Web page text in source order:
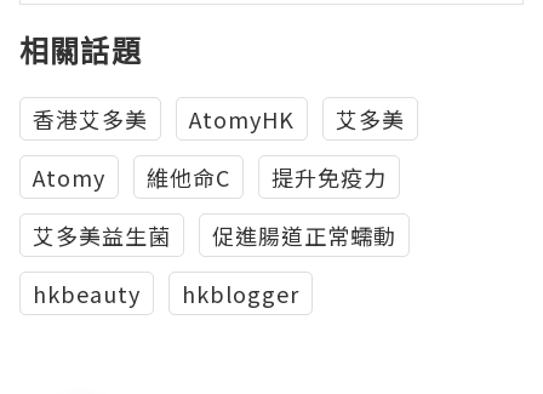
相關話題
香港艾多美 AtomyHK
艾多美
Atomy
維他命C
提升免疫力
艾多美益生菌
促進腸道正常蠕動
hkbeauty
hkblogger